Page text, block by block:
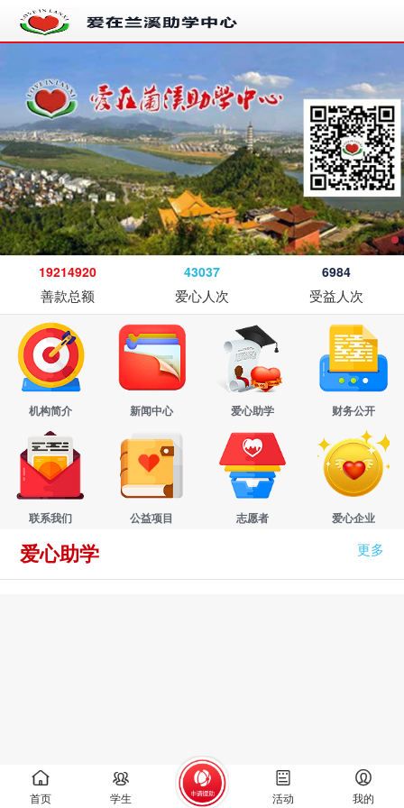
首页 学生 活动 我的
19214920
善款总额
43037
爱心人次
6984
受益人次
机构简介 新闻中心 爱心助学 财务公开
联系我们 公益项目 志愿者 爱心企业
更多
爱心助学